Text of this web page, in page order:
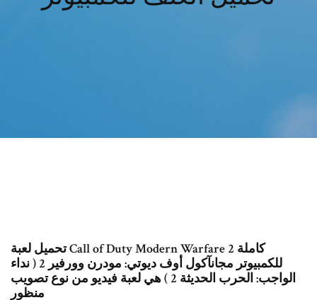
تحميل لعبة Call of Duty Modern Warfare 2 كاملة
للكمبيوتر مجانآكول أوف ديوتي: مودرن وورفير 2 ( نداء
الواجب: الحرب الحديثة 2 ) هي لعبة فيديو من نوع تصويب